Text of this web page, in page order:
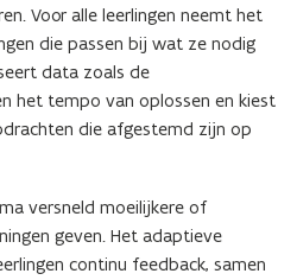
Voor alle leerlingen neemt het
die passen bij wat ze nodig
data zoals de
het tempo van oplossen en kiest
die afgestemd zijn op
versneld moeilijkere of
geven. Het adaptieve
continu feedback, samen